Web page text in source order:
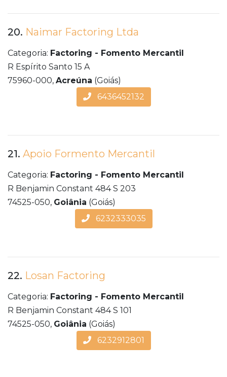
20. Naimar Factoring Ltda
Categoria: Factoring - Fomento Mercantil
R Espírito Santo 15 A
75960-000, Acreúna (Goiás)
6436452132
21. Apoio Formento Mercantil
Categoria: Factoring - Fomento Mercantil
R Benjamin Constant 484 S 203
74525-050, Goiânia (Goiás)
6232333035
22. Losan Factoring
Categoria: Factoring - Fomento Mercantil
R Benjamin Constant 484 S 101
74525-050, Goiânia (Goiás)
6232912801